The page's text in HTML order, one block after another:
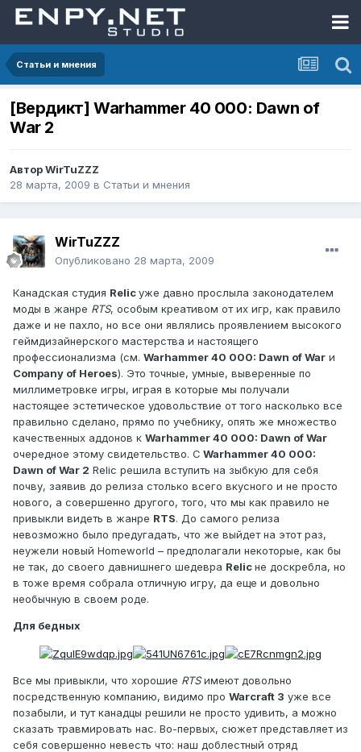
Статьи и мнения
[Вердикт] Warhammer 40 000: Dawn of
War 2
АвторWirTuZZZ
28 марта, 2009 в Статьи и мнения
WirTuZZZ
Опубликовано 28 марта, 2009
Канадская студия Relicуже давно прослыла законодателем
моды в жанре RTS, особым креативом от их игр, как правило
даже и не пахло, но все они являлись проявлением высокого
геймдизайнерского мастерства и настоящего
профессионализма (см. Warhammer 40 000: Dawn of War и
Company of Heroes). Это точные, умные, выверенные по
миллиметровке игры, играя в которые мы получали
настоящее эстетическое удовольствие от того насколько все
правильно сделано, прямо по учебнику, опять же множество
качественных аддонов к Warhammer 40 000: Dawn of War
очередное этому свидетельство. С Warhammer 40 000:
Dawn of War 2 Relic решила вступить на зыбкую для себя
почву, заявив до релиза столько всего вкусного и не просто
нового, а совершенно другого, того, что мы как правило не
привыкли видеть в жанре RTS. До самого релиза
невозможно было предугадать, что же выйдет на этот раз,
неужели новый Homeworld – предполагали некоторые, как бы
не так, до своего давнишнего шедевра Relicне доскребла, но
в тоже время собрала отличную игру, да еще и довольно
необычную в своем роде.
Для бедных
Все мы привыкли, что хорошие RTSимеют довольно
посредственную компанию, видимо про Warcraft 3 уже все
позабыли, и тут канадцы решили не просто удивить, а можно
сказать травмировать нас. Во-первых, сюжет представляет из
себя совершенно невесть что: наш доблестный отряд